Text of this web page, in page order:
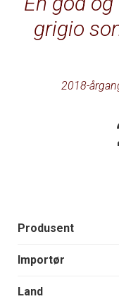
grigio
2018-
Produsent
Importør
Land